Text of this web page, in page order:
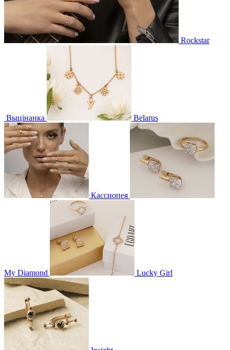
Rockstar
Выцінанка Belarus
Кассиопея
My Diamond Lucky Girl